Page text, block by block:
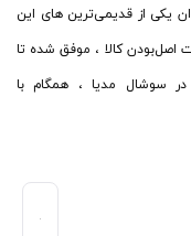
سوال یا درخواست
یکی از قدیمی‌ترین های این
اصل‌بودن کالا ، موفق شده تا
سوشال مدیا ، همگام با
کند. در سایت ملودی کار ،
اصل‌بودن کالا، موفق شده تا